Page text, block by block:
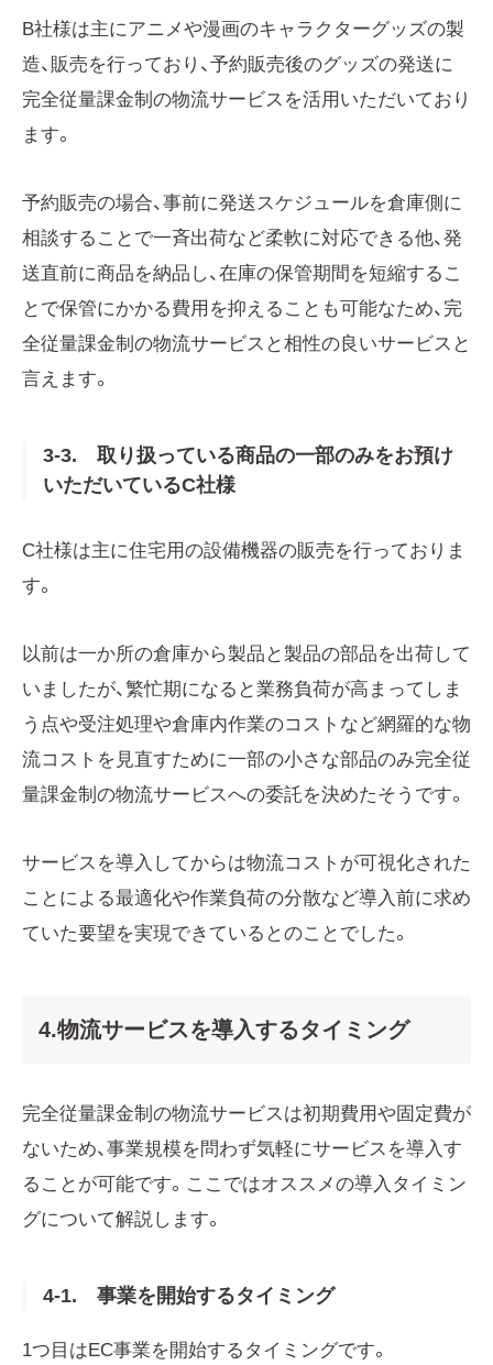
B社様は主にアニメや漫画のキャラクターグッズの製
造、販売を行っており、予約販売後のグッズの発送に
完全従量課金制の物流サービスを活用いただいており
ます。
予約販売の場合、事前に発送スケジュールを倉庫側に
相談することで一斉出荷など柔軟に対応できる他、発
送直前に商品を納品し、在庫の保管期間を短縮するこ
とで保管にかかる費用を抑えることも可能なため、完
全従量課金制の物流サービスと相性の良いサービスと
言えます。
3-3. 取り扱っている商品の一部のみをお預け
いただいているC社様
C社様は主に住宅用の設備機器の販売を行っておりま
す。
以前は一か所の倉庫から製品と製品の部品を出荷して
いましたが、繁忙期になると業務負荷が高まってしま
う点や受注処理や倉庫内作業のコストなど網羅的な物
流コストを見直すために一部の小さな部品のみ完全従
量課金制の物流サービスへの委託を決めたそうです。
サービスを導入してからは物流コストが可視化された
ことによる最適化や作業負荷の分散など導入前に求め
ていた要望を実現できているとのことでした。
4.物流サービスを導入するタイミング
完全従量課金制の物流サービスは初期費用や固定費が
ないため、事業規模を問わず気軽にサービスを導入す
ることが可能です。ここではオススメの導入タイミン
グについて解説します。
4-1. 事業を開始するタイミング
1つ目はEC事業を開始するタイミングです。